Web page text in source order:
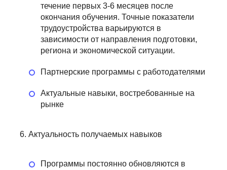
течение первых 3-6 месяцев после
окончания обучения. Точные показатели
трудоустройства варьируются в
зависимости от направления подготовки,
региона и экономической ситуации.
Партнерские программы с работодателями
Актуальные навыки, востребованные на
рынке
Актуальность получаемых навыков
Программы постоянно обновляются в